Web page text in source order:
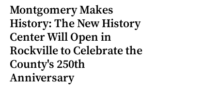
Montgomery Makes
History: The New History
Center Will Open in
Rockville to Celebrate the
County's 250th
Anniversary